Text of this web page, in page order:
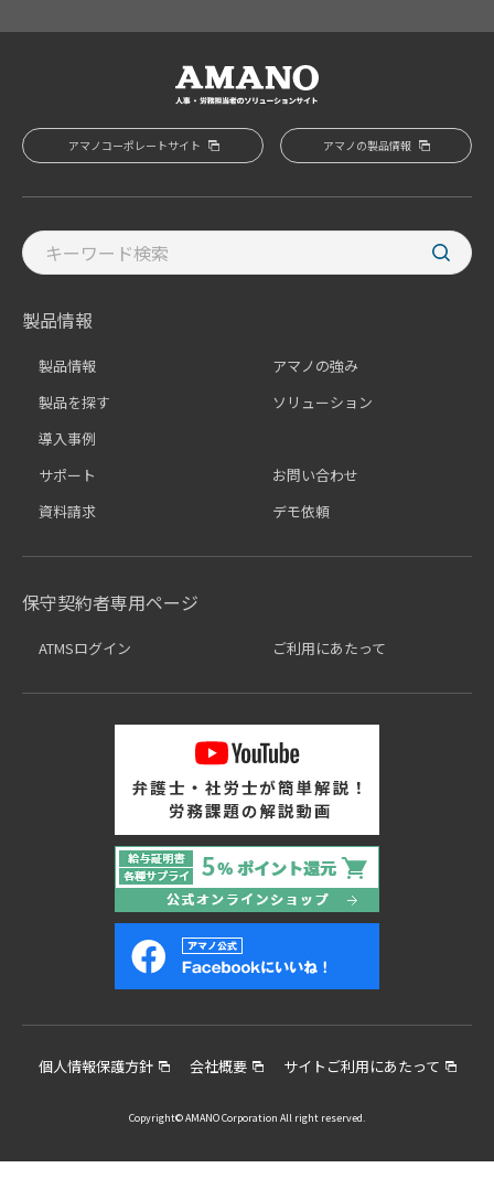
アマノコーポレートサイト アマノの製品情報
製品情報
製品情報
アマノの強み
製品を探す
ソリューション
導入事例
サポート
お問い合わせ
資料請求
デモ依頼
保守契約者専用ページ
ATMSログイン ご利用にあたって
個人情報保護方針 会社概要 サイトご利用にあたって
Copyright© AMANO Corporation All right reserved.